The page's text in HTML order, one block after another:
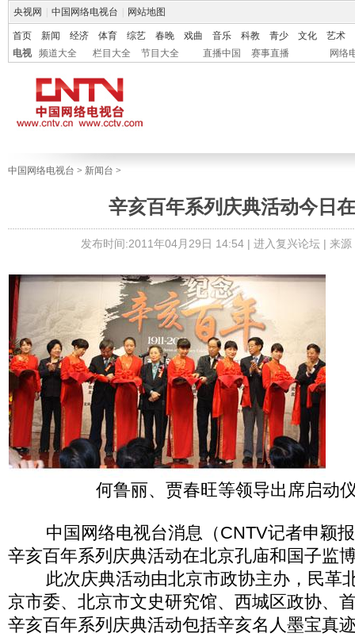
央视网 中国网络电视台 网站地图
首页 新闻 经济 体育 综艺 春晚 戏曲 音乐 科教 青少 文化
艺术
电视
频道大全 栏目大全 节目大全 直播中国 赛事直播 网络
中国网络电视台 > 新闻台 >
辛亥百年系列庆典活动今日
发布时间:2011年04月29日 14:54 | 进入复兴论坛| 来源
何鲁丽、贾春旺等领导出席启动
中国网络电视台消息（CNTV记者申颖报
辛亥百年系列庆典活动在北京孔庙和国子监
此次庆典活动由北京市政协主办，民革
京市委、北京市文史研究馆、西城区政协、
辛亥百年系列庆典活动包括辛亥名人墨宝真